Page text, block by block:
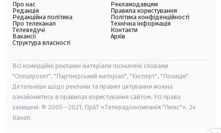
Про нас
Редакція
Редакційна політика
Про телеканал
Телеведучі
Вакансії
Структура власності
Рекламодавцям
Правила користування
Політика конфіденційності
Технічна інформація
Контакти
Архів
Всі комерційні рекламні матеріали позначені словами
"Спецпроєкт", "Партнерський матеріал", "Експерт", "Позиція".
Детальніше щодо реклами та правил цитування можна
ознайомитись в правилах користування сайтом. Усі права
захищені. © 2005—2021, ПрАТ «Телерадіокомпанія "Люкс"», 24
Канал.